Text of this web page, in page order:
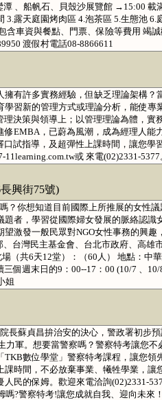
、船帆石、貝殼沙展覽館 →15:00 載
露天庭園烤肉區 4.泡茶區 5.生態池 6.
含車資與餐點、門票、保險等費用 竭
渡假村電話08-8866611
有許多實務經驗，但缺乏理論架構？
習新的管理方式或理論分析，能使專
決策與領導上；以管理理論為體，實
EMBA，已蔚為風潮，成為經理人能
試指導，及超彈性上課時間，讓您學
或 來電(02)2331-5377
興街75號)
？你想知道目前國際上所推展的女性
者，學習從國際婦女發展的脈絡認識
激發一般民眾對NGO女性事務的興趣
台灣民主基金會、台北市政府、高雄
（共6天12堂）：（60人） 地點：中
個週末日的9：00--17：00 (10/7 、10/
姐
長蘇貞昌拚治安的決心，警政署初步
軍。想要當警察嗎？警察特考讓您不
數位學堂」警察特考課程，讓您領
時間，不必放棄事業、犧牲學業，讓
民的保姆。歡迎來電洽詢(02)2331-
嗎?警察特考!讓您成就自我、迎向未來！